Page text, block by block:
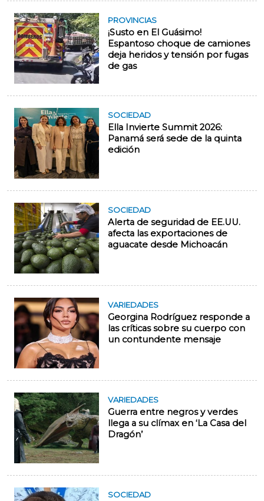
PROVINCIAS
¡Susto en El Guásimo!
Espantoso choque de camiones
deja heridos y tensión por fugas
de gas
SOCIEDAD
Ella Invierte Summit 2026:
Panamá será sede de la quinta
edición
SOCIEDAD
Alerta de seguridad de EE.UU.
afecta las exportaciones de
aguacate desde Michoacán
VARIEDADES
Georgina Rodríguez responde a
las críticas sobre su cuerpo con
un contundente mensaje
VARIEDADES
Guerra entre negros y verdes
llega a su clímax en ‘La Casa del
Dragón’
SOCIEDAD